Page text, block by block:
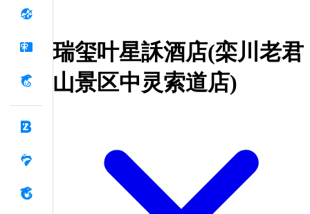
瑞玺叶星訸酒店(栾川老君
山景区中灵索道店)